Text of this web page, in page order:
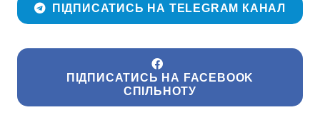
ПІДПИСАТИСЬ НА TELEGRAM КАНАЛ
ПІДПИСАТИСЬ НА FACEBOOK
СПІЛЬНОТУ